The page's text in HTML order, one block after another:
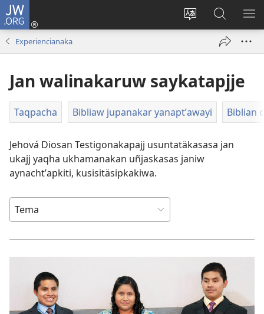
JW.ORG
Change
language
Cuentamar
mantañatakiJW.ORG:
Experiencianaka
Jan walinakaruw saykatapjje
Taqpacha Bibliaw jupanakar yanaptʼawayi Biblian
Jehová Diosan Testigonakapajj usuntatäkasasa jan
ukajj yaqha ukhamanakan uñjaskasas janiw
aynachtʼapkiti, kusisitäsipkakiwa.